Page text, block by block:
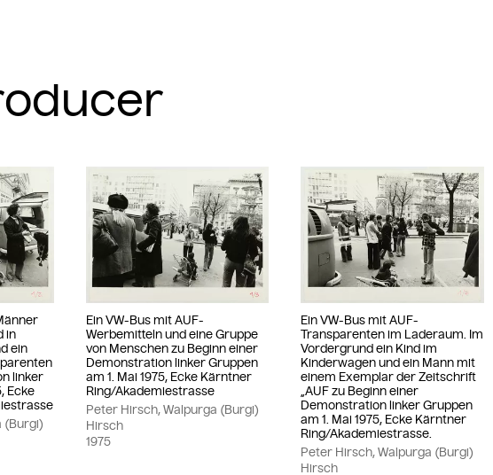
in
ein
linker
Ecke
(Burgi)
Ein VW-Bus mit AUF-
Werbemitteln und eine Gruppe
von Menschen zu Beginn einer
Demonstration linker Gruppen
am 1. Mai 1975, Ecke Kärntner
Ring/Akademiestrasse
Peter Hirsch, Walpurga (Burgi)
Hirsch
1975
Ein VW-Bus mit AUF-
Transparenten im Laderaum. Im
Vordergrund ein Kind im
Kinderwagen und ein Mann mit
einem Exemplar der Zeitschrift
„AUF zu Beginn einer
Demonstration linker Gruppen
am 1. Mai 1975, Ecke Kärntner
Ring/Akademiestrasse.
Peter Hirsch, Walpurga (Burgi)
Hirsch